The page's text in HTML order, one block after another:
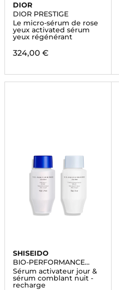
DIOR
DIOR PRESTIGE
Le micro-sérum de rose
yeux activated sérum
yeux régénérant
324,00 €
SHISEIDO
BIO-PERFORMANCE
SKIN FILLER
Sérum activateur jour &
sérum comblant nuit -
recharge